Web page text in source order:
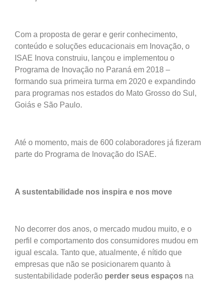
Com a proposta de gerar e gerir conhecimento,
conteúdo e soluções educacionais em Inovação, o
ISAE Inova construiu, lançou e implementou o
Programa de Inovação no Paraná em 2018 –
formando sua primeira turma em 2020 e expandindo
para programas nos estados do Mato Grosso do Sul,
Goiás e São Paulo.
Até o momento, mais de 600 colaboradores já fizeram
parte do Programa de Inovação do ISAE.
A sustentabilidade nos inspira e nos move
No decorrer dos anos, o mercado mudou muito, e o
perfil e comportamento dos consumidores mudou em
igual escala. Tanto que, atualmente, é nítido que
empresas que não se posicionarem quanto à
sustentabilidade poderão perder seus espaços na